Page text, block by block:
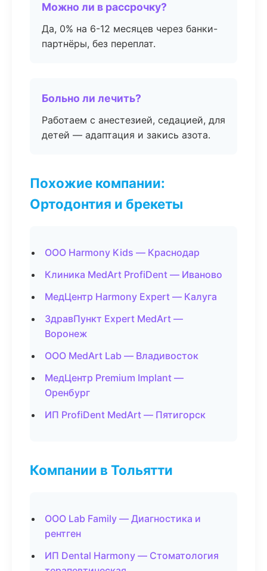
Можно ли в рассрочку?
Да, 0% на 6-12 месяцев через банки-
партнёры, без переплат.
Больно ли лечить?
Работаем с анестезией, седацией, для
детей — адаптация и закись азота.
Похожие компании:
Ортодонтия и брекеты
ООО Harmony Kids — Краснодар
Клиника MedArt ProfiDent — Иваново
МедЦентр Harmony Expert — Калуга
ЗдравПункт Expert MedArt —
Воронеж
ООО MedArt Lab — Владивосток
МедЦентр Premium Implant —
Оренбург
ИП ProfiDent MedArt — Пятигорск
Компании в Тольятти
ООО Lab Family — Диагностика и
рентген
ИП Dental Harmony — Стоматология